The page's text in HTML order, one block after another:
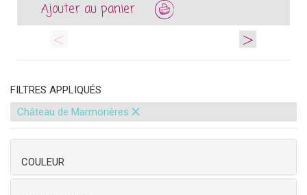
<
Ajouter au panier
>
FILTRES APPLIQUÉS
Château de Marmorières ×
COULEUR